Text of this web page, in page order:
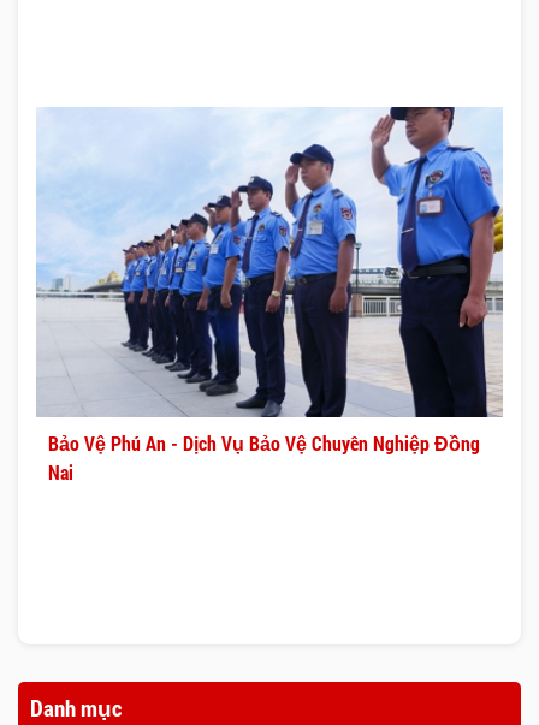
Bảo Vệ Phú An - Dịch Vụ Bảo Vệ Chuyên Nghiệp Đồng
Nai
Danh mục